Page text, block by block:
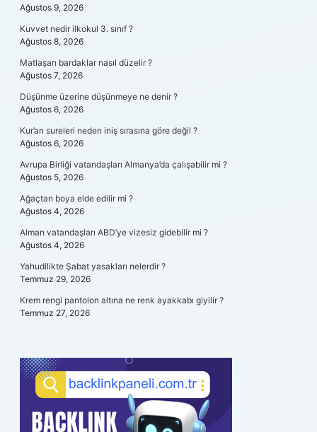
Ağustos 9, 2026
Kuvvet nedir ilkokul 3. sınıf ?
Ağustos 8, 2026
Matlaşan bardaklar nasıl düzelir ?
Ağustos 7, 2026
Düşünme üzerine düşünmeye ne denir ?
Ağustos 6, 2026
Kur’an sureleri neden iniş sırasına göre değil ?
Ağustos 6, 2026
Avrupa Birliği vatandaşları Almanya’da çalışabilir mi ?
Ağustos 5, 2026
Ağaçtan boya elde edilir mi ?
Ağustos 4, 2026
Alman vatandaşları ABD’ye vizesiz gidebilir mi ?
Ağustos 4, 2026
Yahudilikte Şabat yasakları nelerdir ?
Temmuz 29, 2026
Krem rengi pantolon altına ne renk ayakkabı giyilir ?
Temmuz 27, 2026